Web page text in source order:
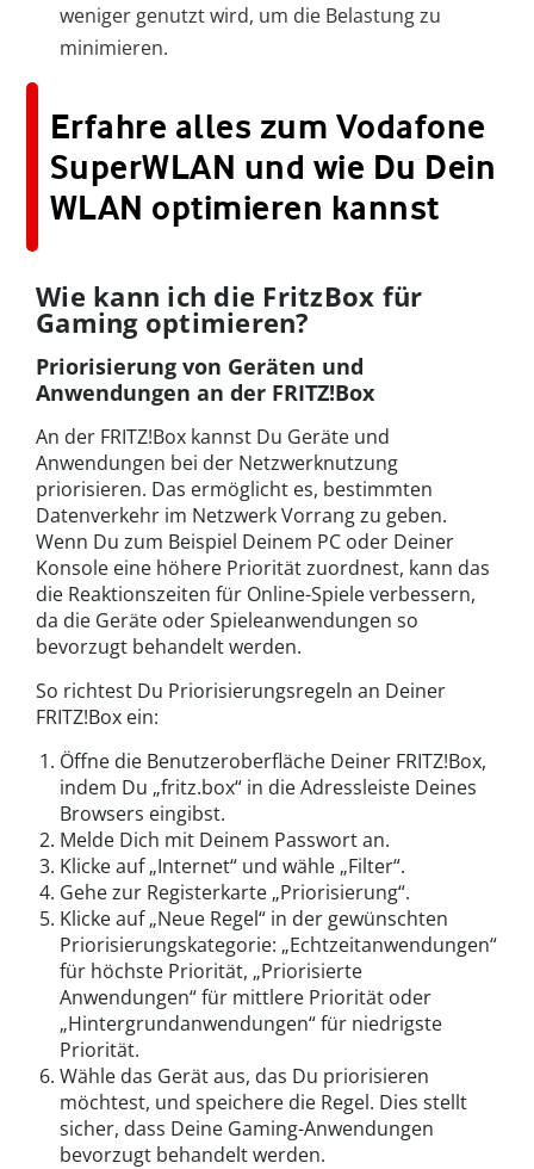
weniger genutzt wird, um die Belastung zu
minimieren.
Erfahre alles zum Vodafone
SuperWLAN und wie Du Dein
WLAN optimieren kannst
Wie kann ich die FritzBox für
Gaming optimieren?
Priorisierung von Geräten und
Anwendungen an der FRITZ!Box
An der FRITZ!Box kannst Du Geräte und
Anwendungen bei der Netzwerknutzung
priorisieren. Das ermöglicht es, bestimmten
Datenverkehr im Netzwerk Vorrang zu geben.
Wenn Du zum Beispiel Deinem PC oder Deiner
Konsole eine höhere Priorität zuordnest, kann das
die Reaktionszeiten für Online-Spiele verbessern,
da die Geräte oder Spieleanwendungen so
bevorzugt behandelt werden.
So richtest Du Priorisierungsregeln an Deiner
FRITZ!Box ein:
Öffne die Benutzeroberfläche Deiner FRITZ!Box,
indem Du „fritz.box“ in die Adressleiste Deines
Browsers eingibst.
Melde Dich mit Deinem Passwort an.
Klicke auf „Internet“ und wähle „Filter“.
Gehe zur Registerkarte „Priorisierung“.
Klicke auf „Neue Regel“ in der gewünschten
Priorisierungskategorie: „Echtzeitanwendungen“
für höchste Priorität, „Priorisierte
Anwendungen“ für mittlere Priorität oder
„Hintergrundanwendungen“ für niedrigste
Priorität.
Wähle das Gerät aus, das Du priorisieren
möchtest, und speichere die Regel. Dies stellt
sicher, dass Deine Gaming-Anwendungen
bevorzugt behandelt werden.